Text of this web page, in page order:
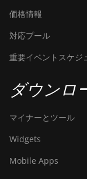
価格情報
対応プール
重要イベントスケジ
ダウンロ
マイナーとツール
Widgets
Mobile Apps